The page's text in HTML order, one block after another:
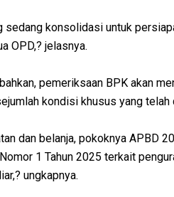
sedang konsolidasi untuk
OPD,? jelasnya.
pemeriksaan BPK akan
kondisi khusus yang
dan belanja, pokoknya APBD
1 Tahun 2025 terkait
ungkapnya.